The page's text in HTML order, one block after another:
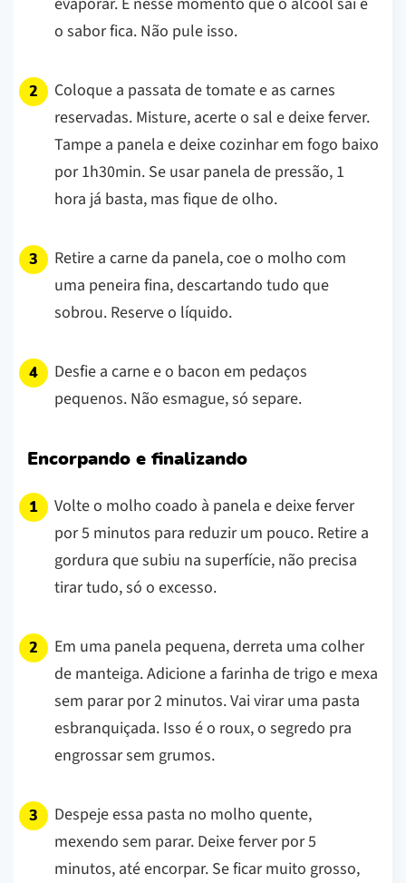
o sabor fica. Não pule isso.
Coloque a passata de tomate e as carnes
reservadas. Misture, acerte o sal e deixe ferver.
Tampe a panela e deixe cozinhar em fogo baixo
por 1h30min. Se usar panela de pressão, 1
hora já basta, mas fique de olho.
Retire a carne da panela, coe o molho com
uma peneira fina, descartando tudo que
sobrou. Reserve o líquido.
Desfie a carne e o bacon em pedaços
pequenos. Não esmague, só separe.
Encorpando e finalizando
Volte o molho coado à panela e deixe ferver
por 5 minutos para reduzir um pouco. Retire a
gordura que subiu na superfície, não precisa
tirar tudo, só o excesso.
Em uma panela pequena, derreta uma colher
de manteiga. Adicione a farinha de trigo e mexa
sem parar por 2 minutos. Vai virar uma pasta
esbranquiçada. Isso é o roux, o segredo pra
engrossar sem grumos.
Despeje essa pasta no molho quente,
mexendo sem parar. Deixe ferver por 5
minutos, até encorpar. Se ficar muito grosso,